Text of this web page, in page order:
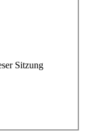
Sitzung